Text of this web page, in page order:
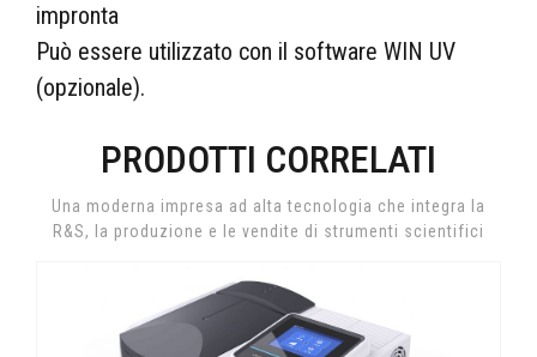
impronta
Può essere utilizzato con il software WIN UV
(opzionale).
PRODOTTI CORRELATI
Una moderna impresa ad alta tecnologia che integra la
R&S, la produzione e le vendite di strumenti scientifici